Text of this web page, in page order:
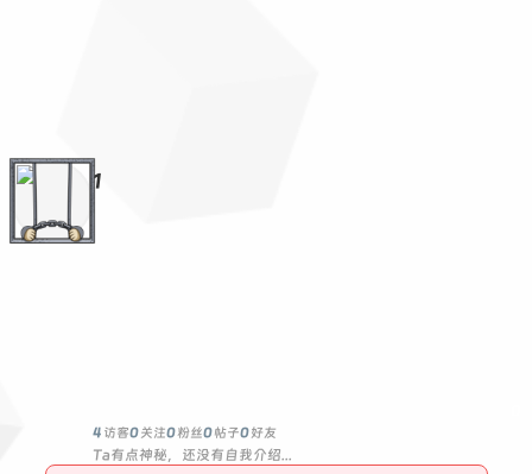
1
4 访客0 关注0粉丝0 帖子0 好友
Ta有点神秘，还没有自我介绍...